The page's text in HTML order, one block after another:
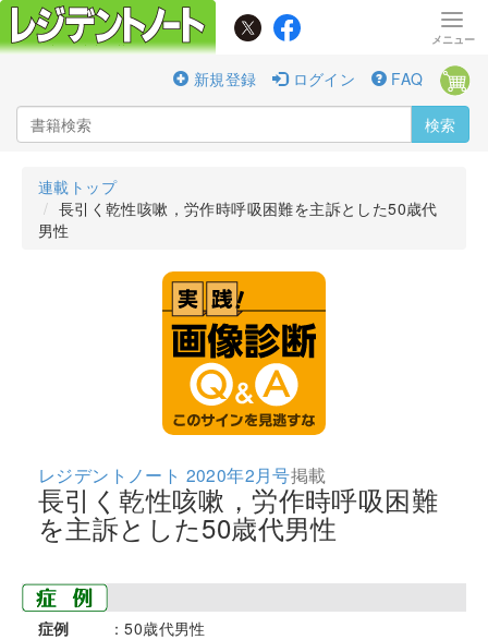
新規登録 ログイン FAQ
検索
連載トップ
長引く乾性咳嗽，労作時呼吸困難を主訴とした50歳代
男性
レジデントノート 2020年2月号掲載
長引く乾性咳嗽，労作時呼吸困難
を主訴とした50歳代男性
症例
：50歳代男性